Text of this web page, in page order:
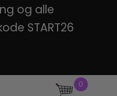
0
og alle
START26